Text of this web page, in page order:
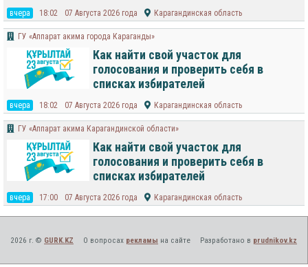
вчера 18:02 07 Августа 2026 года Карагандинская область
ГУ «Аппарат акима города Караганды»
Как найти свой участок для
голосования и проверить себя в
списках избирателей
вчера 18:02 07 Августа 2026 года Карагандинская область
ГУ «Аппарат акима Карагандинской области»
Как найти свой участок для
голосования и проверить себя в
списках избирателей
вчера 17:00 07 Августа 2026 года Карагандинская область
2026 г. © GURK.KZ О вопросах рекламы на сайте Разработано в prudnikov.kz